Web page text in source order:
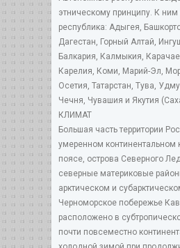
этническому принципу. К ним
республика: Адыгея,
Дагестан, Горный Алтай,
Балкария, Калмыкия,
Карелия, Коми, Марий-Эл,
Осетия, Татарстан, Тува,
Чечня, Чувашия и Якутия
КЛИМАТ
Большая часть территории
умеренном континентальном
поясе, острова Северного
северные материковые
арктическом и
Черноморское побережье
расположено в
почти повсеместно